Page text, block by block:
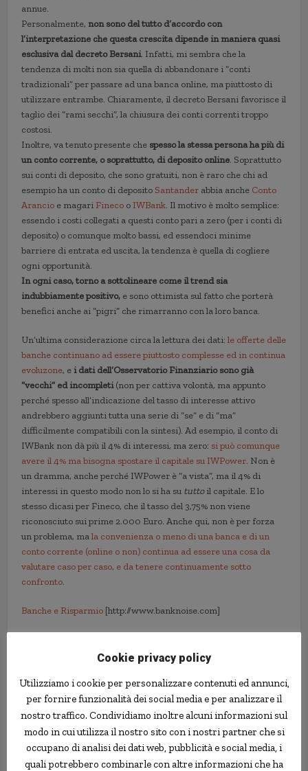
annue.
Personalmente, non sono del tutto d’accordo con
l’interpretazione che questa crescita dipende in maniera quasi
esclusiva dal decreto Bersani. Infatti, mi sembra che la
tendenza di molti non sia quella di abbandonare i “conti
tradizionali” per passare ad una banca online, ma piuttosto di
utilizzare entrambe. Chiaramente, il decreto Bersani favorisce il
taglio dei “rami secchi”, la chiusura dei conti correnti troppo
costosi.
Inoltre, va tenuto presente che spesso la stessa persona ha più di
un conto corrente, o soprattutto, di deposito online. Soprattutto
sui conti di deposito, che sono gratuiti, non è raro che chi ad
esempio ha un conto di deposito Santander abbia anche Conto
Arancio e magari Fineco o IWBank. Il motivo è molto semplice:
essendo i costi collegati a questi conto pari a zero (per i conti di
deposito) o comunque molto bassi, ed essendoci minime
barriere di entrata ed uscita, la tendenza è quella di cogliere
ogni opportunità.
In ogni caso, torno a sottolineare come il trend sia
indubbiamente positivo, e sono ottimista sul fatto che porterà
benefici anche ai “pigri” che rimarranno con la loro banca.
Un’ultima considerazione circa la lettura dei dati:le offerte delle
banche continuano ad essere piuttosto complesse ed in continua
evoluzone, e i dati dell’Osservatorio Finanziario sono già
“vecchi” ed incompleti(non per cattiva volontà, ma appunto
perché spesso all’indicazione del tasso di interesse attivo
andrebbero aggiunti tutta una serie di “se” e di “ma”
difficilmente compatibili con la sintesi). Ad esempio, il conto di
IWBank non dà più il 4% di interessi, ma zero: si può comunque
avere il 4% ma bisogna spostare il capitale su IWPower. Non è
un dramma, anche perché IWPower è “a vista”, ma il 4% di
interessi in questo modo non lo si ha su tuttoil capitale. E lo
stesso dicasi per Fineco, che il tasso del 3,75% non viene
riconosciuto sui prime 2.000 Euro. Anche qui, non è per forza
un problema, mala convenienza o meno di una banca e di un
conto corrente (online o non) continua ad essere una cosa da
valutare caso per caso, e da tenere continuamente sotto
confronto.
Banche e Risparmio [http://www.banknoise.com]
banche online conti correnti
conti di deposito
Cookie privacy policy
Utilizziamo i cookie per personalizzare contenuti ed annunci,
per fornire funzionalità dei social media e per analizzare il
nostro traffico. Condividiamo inoltre alcuni informazioni sul
modo in cui utilizza il nostro sito con i nostri partner che si
occupano di analisi dei dati web, pubblicità e social media, i
quali potrebbero combinarle con altre informazioni che ha